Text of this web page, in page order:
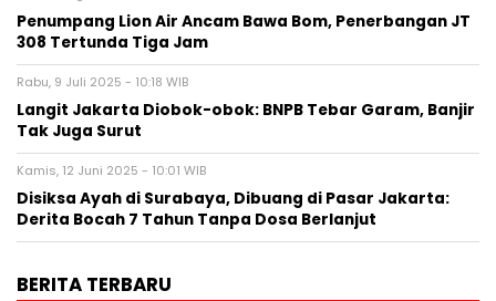
Penumpang Lion Air Ancam Bawa Bom, Penerbangan JT
308 Tertunda Tiga Jam
Rabu, 9 Juli 2025 - 10:18 WIB
Langit Jakarta Diobok-obok: BNPB Tebar Garam, Banjir
Tak Juga Surut
Kamis, 12 Juni 2025 - 10:01 WIB
Disiksa Ayah di Surabaya, Dibuang di Pasar Jakarta:
Derita Bocah 7 Tahun Tanpa Dosa Berlanjut
BERITA TERBARU